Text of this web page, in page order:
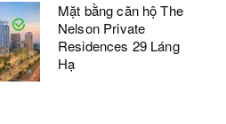
Mặt bằng căn hộ The
Nelson Private
Residences 29 Láng
Hạ